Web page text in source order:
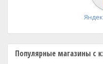
Популярные магазины с